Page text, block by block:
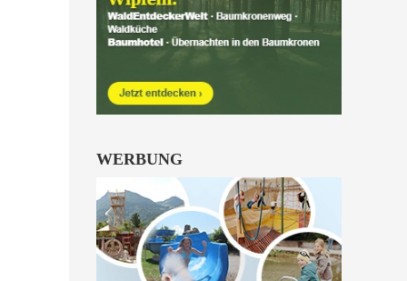
WERBUNG